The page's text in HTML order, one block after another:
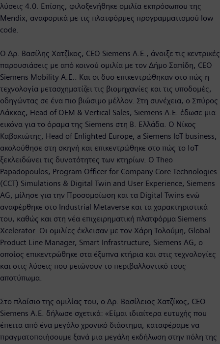
λύσεις 4.0. Επίσης, φιλοξενήθηκε ομιλία εκπρόσωπου της
Mendix, αναφορικά με τις πλατφόρμες προγραμματισμού low
code.
Ο Δρ. Βασίλης Χατζίκος, CEO Siemens A.E., άνοιξε τις κεντρικές
παρουσιάσεις με από κοινού ομιλία με τον Δήμο Σαπίδη, CEO
Siemens Mobility A.E.. Και οι δυο επικεντρώθηκαν στο πώς η
τεχνολογία μετασχηματίζει τις βιομηχανίες και τις υποδομές,
οδηγώντας σε ένα πιο βιώσιμο μέλλον. Στη συνέχεια, ο Σπύρος
Λάκκας, Head of OEM & Vertical Sales, Siemens A.E. έδωσε μια
εικόνα για το όραμα της Siemens στη Β. Ελλάδα. Ο Νίκος
Καβακιώτης, Head of Enlighted Europe, a Siemens IoT business,
ακολούθησε στη σκηνή και επικεντρώθηκε στο πώς το ΙοΤ
ξεκλειδώνει τις δυνατότητες των κτηρίων. Ο Theo
Papadopoulos, Program Officer for Company Core Technologies
(CCT) Simulations & Digital Twin and User Experience, Siemens
AG, μίλησε για την Προσομοίωση και τα Digital Twins ενώ
αναφέρθηκε στο Industrial Metaverse και τα χαρακτηριστικά
του, καθώς και στη νέα επιχειρηματική πλατφόρμα Siemens
Xcelerator. Οι ομιλίες έκλεισαν με τον Χάρη Τολούμη, Global
Product Line Manager, Smart Infrastructure, Siemens AG, ο
οποίος επικεντρώθηκε στα έξυπνα κτήρια και στις τεχνολογίες
και στις λύσεις που μειώνουν το περιβαλλοντικό τους
αποτύπωμα.
Στο πλαίσιο της ομιλίας του, ο Δρ. Βασίλειος Χατζίκος, CEO
Siemens A.E. δήλωσε σχετικά: «Είμαι ιδιαίτερα ευτυχής που
έπειτα από ένα μεγάλο χρονικό διάστημα, καταφέραμε να
πραγματοποιήσουμε ξανά μια μεγάλη εκδήλωση στην πόλη της